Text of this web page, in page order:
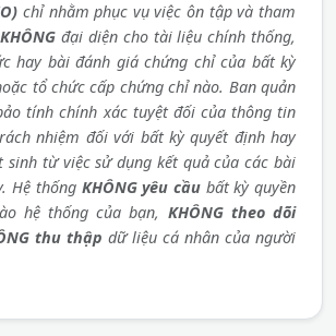
chỉ nhằm phục vụ việc ôn tập và tham
KHÔNG đại diện cho tài liệu chính thống,
hay bài đánh giá chứng chỉ của bất kỳ
tổ chức cấp chứng chỉ nào. Ban quản
tính chính xác tuyệt đối của thông tin
nhiệm đối với bất kỳ quyết định hay
sinh từ việc sử dụng kết quả của các bài
Hệ thống KHÔNG yêu cầubất kỳ quyền
hệ thống của bạn, KHÔNG theo dõi
thu thập dữ liệu cá nhân của người